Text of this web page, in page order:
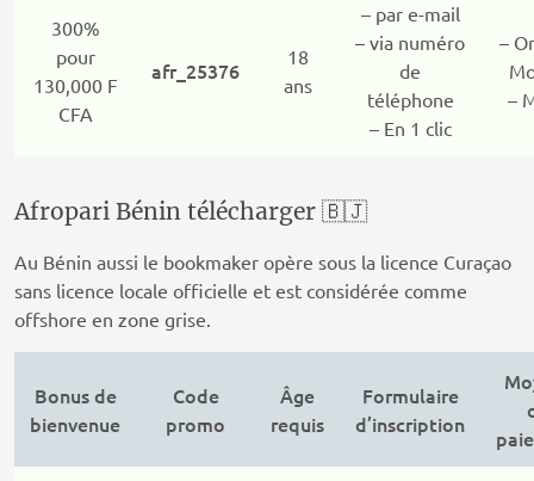
300%
pour
130,000 F
CFA
afr_25376
18
ans
– par e-mail
– via numéro
de
téléphone
– En 1 clic
–
–
Afropari Bénin télécharger 🇧🇯
Au Bénin aussi le bookmaker opère sous la licence Curaçao
sans licence locale officielle et est considérée comme
offshore en zone grise.
Bonus de
bienvenue
Code
promo
Âge
requis
Formulaire
d’inscription